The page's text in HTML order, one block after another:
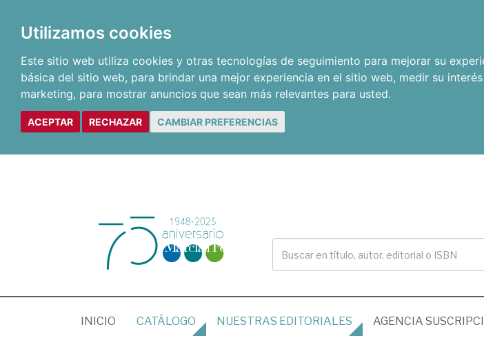
Utilizamos cookies
Este sitio web utiliza cookies y otras tecnologías de seguimiento para mejorar su
básica del sitio web, para brindar una mejor experiencia en el sitio web, medir su
marketing, para mostrar anuncios que sean más relevantes para usted.
ACEPTAR RECHAZAR CAMBIAR PREFERENCIAS
INICIO (CURRENT)
CATÁLOGO NUESTRAS EDITORIALES AGENCIA